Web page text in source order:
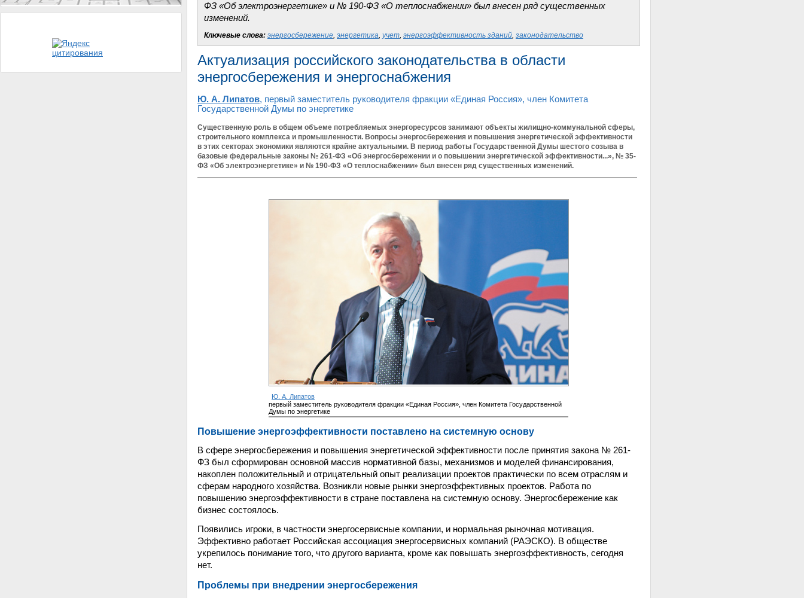
ФЗ «Об электроэнергетике» и № 190-ФЗ «О теплоснабжении» был внесен ряд существенных
изменений.
Ключевые слова: энергосбережение, энергетика, учет, энергоэффективность зданий, законодательство
Актуализация российского законодательства в области
энергосбережения и энергоснабжения
Ю. А. Липатов, первый заместитель руководителя фракции «Единая Россия», член Комитета
Государственной Думы по энергетике
Существенную роль в общем объеме потребляемых энергоресурсов занимают объекты жилищно-коммунальной сферы,
строительного комплекса и промышленности. Вопросы энергосбережения и повышения энергетической эффективности
в этих секторах экономики являются крайне актуальными. В период работы Государственной Думы шестого созыва в
базовые федеральные законы № 261-ФЗ «Об энергосбережении и о повышении энергетической эффективности...», № 35-
ФЗ «Об электроэнергетике» и № 190-ФЗ «О теплоснабжении» был внесен ряд существенных изменений.
Ю. А. Липатов
первый заместитель руководителя фракции «Единая Россия», член Комитета Государственной
Думы по энергетике
Повышение энергоэффективности поставлено на системную основу
В сфере энергосбережения и повышения энергетической эффективности после принятия закона № 261-
ФЗ был сформирован основной массив нормативной базы, механизмов и моделей финансирования,
накоплен положительный и отрицательный опыт реализации проектов практически по всем отраслям и
сферам народного хозяйства. Возникли новые рынки энергоэффективных проектов. Работа по
повышению энергоэффективности в стране поставлена на системную основу. Энергосбережение как
бизнес состоялось.
Появились игроки, в частности энергосервисные компании, и нормальная рыночная мотивация.
Эффективно работает Российская ассоциация энергосервисных компаний (РАЭСКО). В обществе
укрепилось понимание того, что другого варианта, кроме как повышать энергоэффективность, сегодня
нет.
Проблемы при внедрении энергосбережения